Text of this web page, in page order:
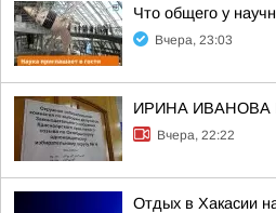
Что общего у
Вчера, 23:03
ИРИНА ИВАНОВА
Вчера, 22:22
Отдых в Хакасии